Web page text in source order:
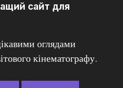
сайт для
оглядами
кінематографу.